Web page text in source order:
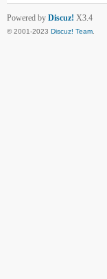
Powered by Discuz! X3.4
© 2001-2023 Discuz! Team